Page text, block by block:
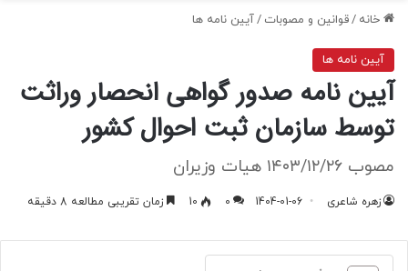
خانه /قوانین و مصوبات /آیین نامه ها
آیین نامه ها
آیین نامه صدور گواهی انحصار وراثت
توسط سازمان ثبت احوال کشور
مصوب ۱۴۰۳/۱۲/۲۶ هیات وزیران
زهره شاعری 1404-01-06
0
10 زمان تقریبی مطالعه 8 دقیقه